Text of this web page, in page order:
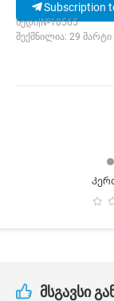
Subscription
ხედი|№10565
შექმნილია: 29 მარტი
მსგავსი